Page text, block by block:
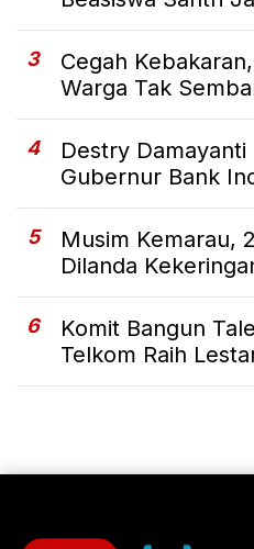
3
Cegah
Warga Tak
4
Destry
Gubernur Bank
5
Musim Kemarau,
Dilanda
6
Komit Bangun
Telkom Raih